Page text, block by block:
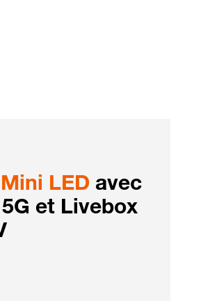
LED avec
et Livebox